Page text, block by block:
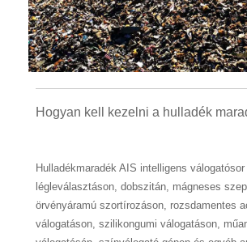
Hogyan kell kezelni a hulladék
Hulladékmaradék AIS intelligens válogatósor
légleválasztáson, dobszitán, mágneses
örvényáramú szortírozáson, rozsdamentes
válogatáson, szilikongumi válogatáson,